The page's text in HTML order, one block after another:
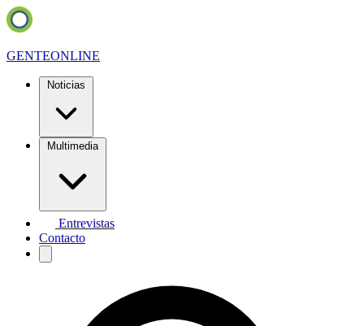
GENTEONLINE
Noticias
Multimedia
Entrevistas
Contacto